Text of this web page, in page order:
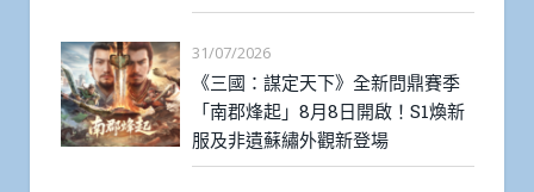
31/07/2026
《三國：謀定天下》全新問鼎賽季
「南郡烽起」8月8日開啟！S1煥新
服及非遺蘇繡外觀新登場